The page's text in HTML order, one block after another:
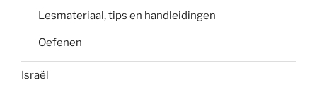
Lesmateriaal, tips en handleidingen
Oefenen
Israël